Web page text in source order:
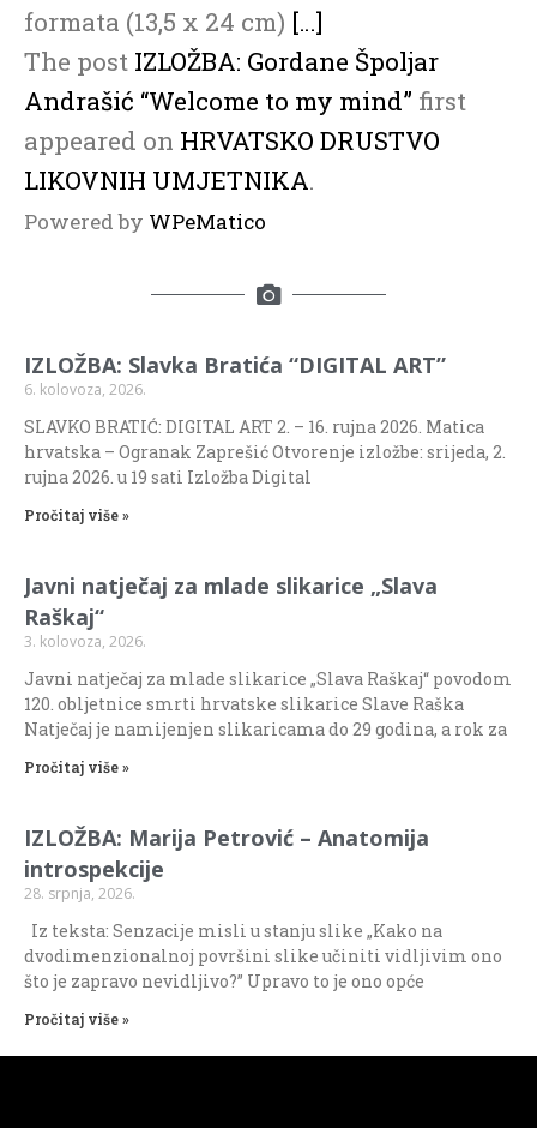
formata (13,5 x 24 cm) […]
The post IZLOŽBA: Gordane Špoljar
Andrašić “Welcome to my mind” first
appeared on HRVATSKO DRUSTVO
LIKOVNIH UMJETNIKA.
Powered by WPeMatico
IZLOŽBA: Slavka Bratića “DIGITAL ART”
6. kolovoza, 2026.
SLAVKO BRATIĆ: DIGITAL ART 2. – 16. rujna 2026. Matica
hrvatska – Ogranak Zaprešić Otvorenje izložbe: srijeda, 2.
rujna 2026. u 19 sati Izložba Digital
Pročitaj više »
Javni natječaj za mlade slikarice „Slava
Raškaj“
3. kolovoza, 2026.
Javni natječaj za mlade slikarice „Slava Raškaj“ povodom
120. obljetnice smrti hrvatske slikarice Slave Raška
Natječaj je namijenjen slikaricama do 29 godina, a rok za
Pročitaj više »
IZLOŽBA: Marija Petrović – Anatomija
introspekcije
28. srpnja, 2026.
Iz teksta: Senzacije misli u stanju slike „Kako na
dvodimenzionalnoj površini slike učiniti vidljivim ono
što je zapravo nevidljivo?” Upravo to je ono opće
Pročitaj više »